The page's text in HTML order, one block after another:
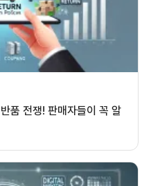
품 전쟁! 판매자들이 꼭 알